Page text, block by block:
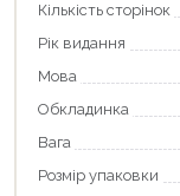
Кількість сторінок
Рік видання
Мова
Обкладинка
Вага
Розмір упаковки